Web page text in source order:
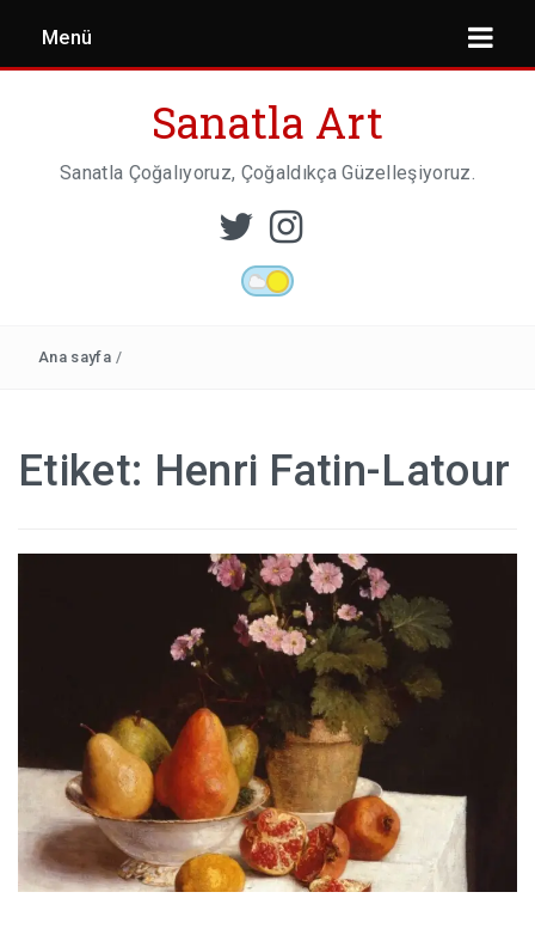
Menü
Sanatla Art
Sanatla Çoğalıyoruz, Çoğaldıkça Güzelleşiyoruz.
Ana sayfa /
Etiket: Henri Fatin-Latour